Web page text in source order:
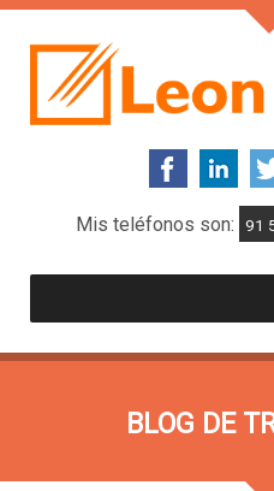
Mis teléfonos son: 91
BLOG DE